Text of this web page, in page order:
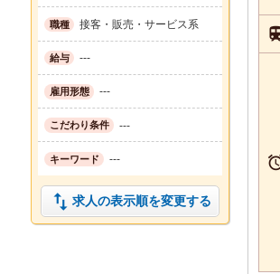
職種 接客・販売・サービス系
給与 ---
雇用形態 ---
こだわり条件 ---
キーワード ---
 求人の表示順を変更する